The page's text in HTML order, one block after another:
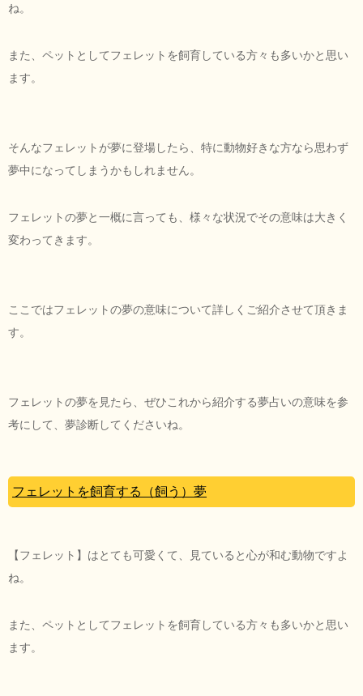
ね。
また、ペットとしてフェレットを飼育している方々も多いかと思い
ます。
そんなフェレットが夢に登場したら、特に動物好きな方なら思わず
夢中になってしまうかもしれません。
フェレットの夢と一概に言っても、様々な状況でその意味は大きく
変わってきます。
ここではフェレットの夢の意味について詳しくご紹介させて頂きま
す。
フェレットの夢を見たら、ぜひこれから紹介する夢占いの意味を参
考にして、夢診断してくださいね。
フェレットを飼育する（飼う）夢
【フェレット】はとても可愛くて、見ていると心が和む動物ですよ
ね。
また、ペットとしてフェレットを飼育している方々も多いかと思い
ます。